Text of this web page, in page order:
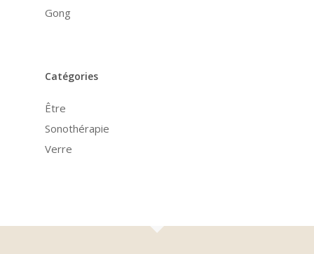
Gong
Catégories
Être
Sonothérapie
Verre